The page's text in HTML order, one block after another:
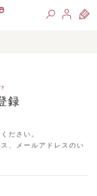
録
ださい。
、メールアドレスのい